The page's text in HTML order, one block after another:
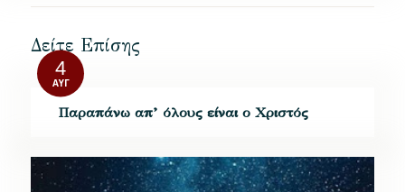
Δείτε Επίσης
4
ΑΥΓ
Παραπάνω απ’ όλους είναι ο Χριστός